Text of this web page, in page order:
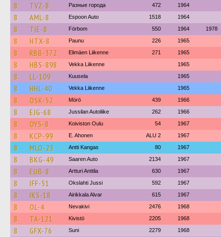
8 TVZ-8 Разные города 472 1964
8 AML-8 Espoon Auto 1518 1964
8 TIE-8 Förbom 550 1964 1978
8 HTX-8 Paunu 226 1965
8 RBB-372 Elimäen Liikenne 271 1965
8 HBS-898 Vekka Liikenne 1965
8 LL-109 Kuusela 1965
8 HHL-40 Vekka Liikenne 1965
8 OSK-52 Mörö 439 1966
8 EJG-68 Jussilan Autoliike 262 1966
8 OYS-8 Koiviston Oulu 54 1967
8 KCP-99 E. Ahonen ALU 2 1967
8 MLO-23 Antti Kangas 80 1967
8 BKG-49 Saaren Auto 2134 1967
8 EUB-8 Artturi Anttila 630 1967
8 IFF-51 Okslahti Jussi 592 1967
8 IKS-18 Airikkala Alvar 615 1967
8 OL-4 Nevakivi 2476 1968
8 TA-121 Kivistö 2205 1968
8 GFX-76 Suni 2279 1968